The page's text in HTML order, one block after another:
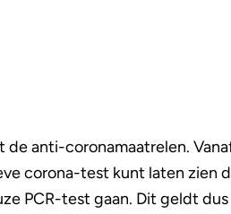
de anti-coronamaatrelen.
corona-test kunt laten zien
PCR-test gaan. Dit geldt